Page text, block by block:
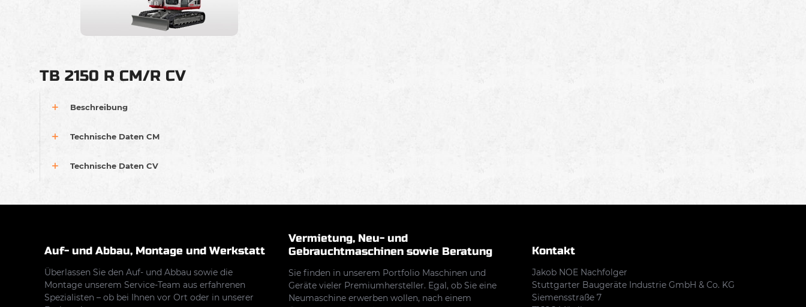
TB 2150 R CM/R CV
Beschreibung
Technische Daten CM
Technische Daten CV
Auf- und Abbau, Montage und Werkstatt
Überlassen Sie den Auf- und Abbau sowie die
Montage unserem Service-Team aus erfahrenen
Spezialisten – ob bei Ihnen vor Ort oder in unserer
Vermietung, Neu- und
Gebrauchtmaschinen sowie Beratung
Sie finden in unserem Portfolio Maschinen und
Geräte vieler Premiumhersteller. Egal, ob Sie eine
Neumaschine erwerben wollen, nach einem
Kontakt
Jakob NOE Nachfolger
Stuttgarter Baugeräte Industrie GmbH & Co. KG
Siemensstraße 7